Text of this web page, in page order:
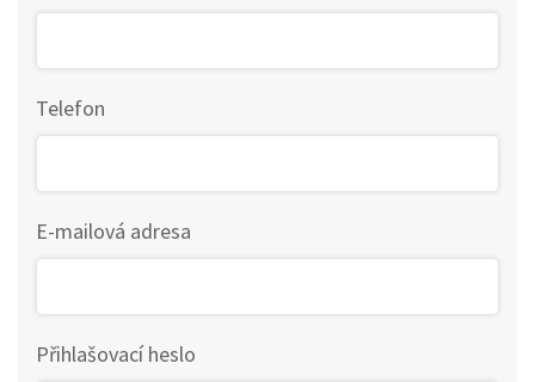
Telefon
E-mailová adresa
Přihlašovací heslo